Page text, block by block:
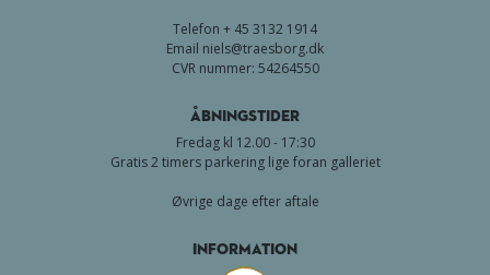
Telefon + 45 3132 1914
Email niels@traesborg.dk
CVR nummer: 54264550
Åbningstider
Fredag kl 12.00 - 17:30
Gratis 2 timers parkering lige foran galleriet
Øvrige dage efter aftale
Information